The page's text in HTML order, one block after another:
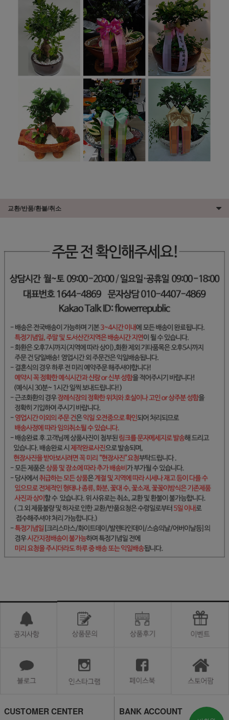
교환/반품/환불/취소
CUSTOMER CENTER BANK ACCOUNT